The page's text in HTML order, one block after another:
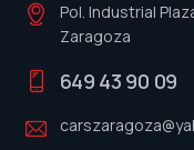
Pol. Industrial
Zaragoza
649 43 90 09